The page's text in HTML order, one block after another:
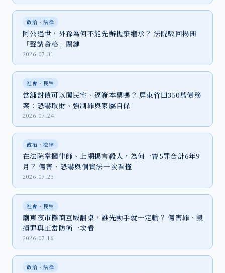
政治‧法律
阿公過世，外孫為何不能先辦拋棄繼承？ 法院駁回揭開
「聲請資格」關鍵
2026.07.31
社會‧民生
當舖討債可以闖民宅、逼簽本票嗎？ 屏東竹田350萬債務
案：恐嚇取財、強制罪與家屬自保
2026.07.24
政治‧法律
在法院掌摑律師、上網揚言殺人，為何一審5罪合計6年9
月？ 傷害、恐嚇與個資法一次看懂
2026.07.23
社會‧民生
廟東夜市攤商互毆翻桌，誰先動手就一定輸？ 傷害罪、毀
損罪與正當防衛一次看
2026.07.16
政治‧法律